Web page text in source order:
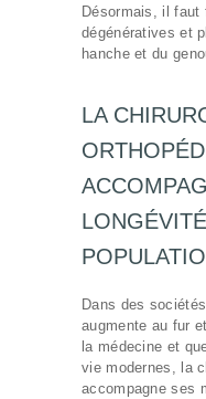
Désormais, il faut
dégénératives et
hanche et du
LA
Dans des
augmente au fur
la médecine et
vie modernes, la
accompagne ses